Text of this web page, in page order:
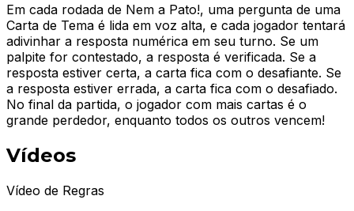
Em cada rodada de Nem a Pato!, uma pergunta de uma
Carta de Tema é lida em voz alta, e cada jogador tentará
adivinhar a resposta numérica em seu turno. Se um
palpite for contestado, a resposta é verificada. Se a
resposta estiver certa, a carta fica com o desafiante. Se
a resposta estiver errada, a carta fica com o desafiado.
No final da partida, o jogador com mais cartas é o
grande perdedor, enquanto todos os outros vencem!
Vídeos
Vídeo de Regras